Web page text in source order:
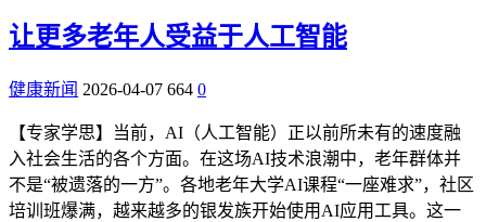
让更多老年人受益于人工智能
健康新闻 2026-04-07 664 0
【专家学思】当前，AI（人工智能）正以前所未有的速度融
入社会生活的各个方面。在这场AI技术浪潮中，老年群体并
不是“被遗落的一方”。各地老年大学AI课程“一座难求”，社区
培训班爆满，越来越多的银发族开始使用AI应用工具。这一